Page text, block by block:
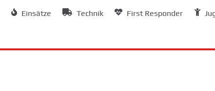
Einsätze Technik First Responder